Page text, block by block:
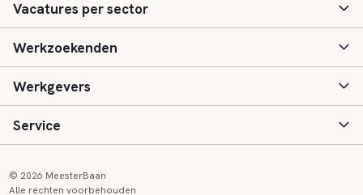
Vacatures per sector
Basisonderwijs
Speciaal (basis) onderwijs
Voortgezet onderwijs
Werkzoekenden
Aanmelden
Vacatures
Werkgevers
Inloggen
Service
© 2026 MeesterBaan
Alle rechten voorbehouden